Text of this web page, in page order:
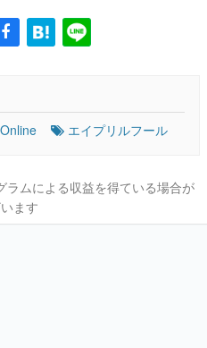
エイプリルフール
ムによる収益を得ている場合が
ます